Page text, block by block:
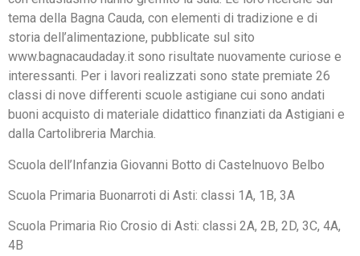
tema della Bagna Cauda, con elementi di tradizione e di
storia dell’alimentazione, pubblicate sul sito
www.bagnacaudaday.it sono risultate nuovamente curiose e
interessanti. Per i lavori realizzati sono state premiate 26
classi di nove differenti scuole astigiane cui sono andati
buoni acquisto di materiale didattico finanziati da Astigiani e
dalla Cartolibreria Marchia.
Scuola dell’Infanzia Giovanni Botto di Castelnuovo Belbo
Scuola Primaria Buonarroti di Asti: classi 1A, 1B, 3A
Scuola Primaria Rio Crosio di Asti: classi 2A, 2B, 2D, 3C, 4A,
4B